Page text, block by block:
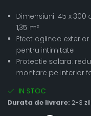
Dimensiuni: 45 x
1,35 m²
Efect oglinda
pentru intimitate
Protectie solara:
montare pe interior
IN STOC
Durata de livrare: 2-3